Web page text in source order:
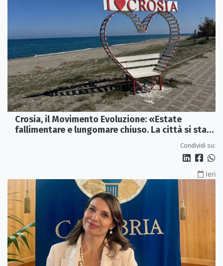
Crosia, il Movimento Evoluzione: «Estate
fallimentare e lungomare chiuso. La città si sta
Condividi su:
Ieri